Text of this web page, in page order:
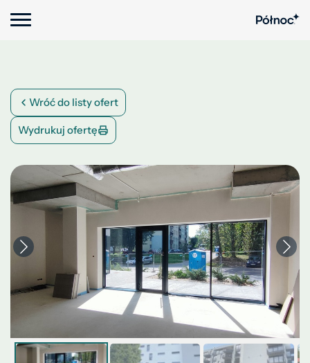
Wróć do listy ofert
Wydrukuj ofertę